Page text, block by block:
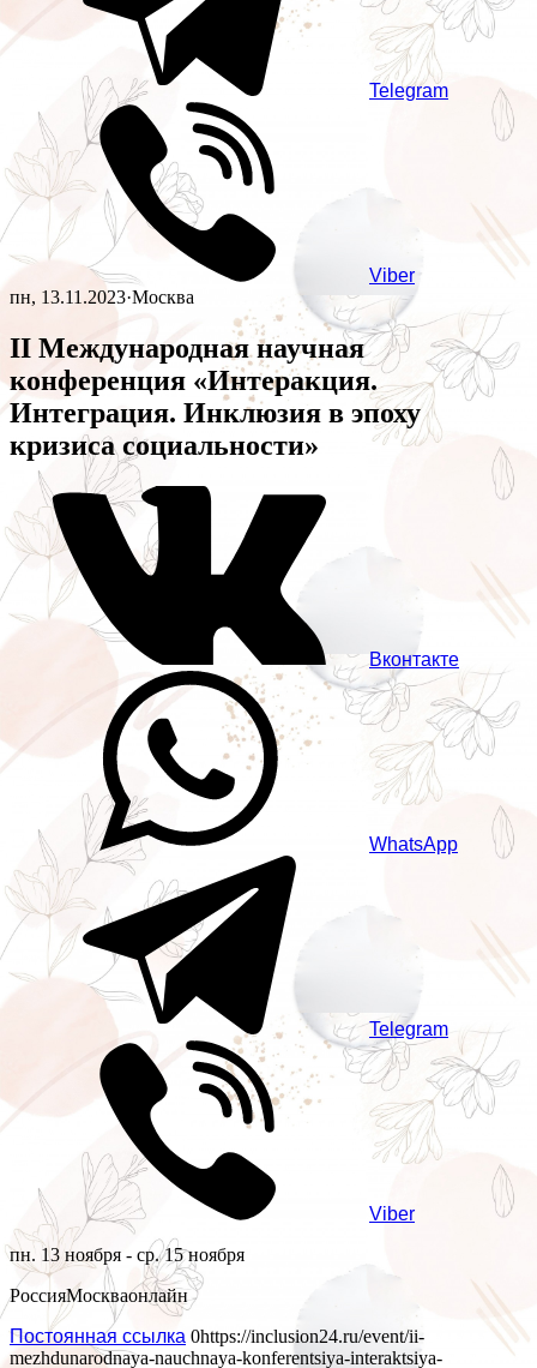
Telegram
Viber
пн, 13.11.2023·Москва
II Международная научная
конференция «Интеракция.
Интеграция. Инклюзия в эпоху
кризиса социальности»
Вконтакте
WhatsApp
Telegram
Viber
пн. 13 ноября - ср. 15 ноября
РоссияМоскваонлайн
Постоянная ссылка 0https://inclusion24.ru/event/ii-
mezhdunarodnaya-nauchnaya-konferentsiya-interaktsiya-